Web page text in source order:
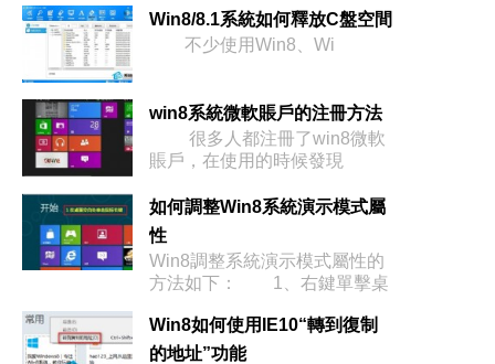
Win8/8.1系統如何釋放C盤空間
不少使用Win8、Wi
win8系統微軟賬戶的注冊方法
很多人都注冊了win8微軟
賬戶，在使用的時候發現
如何調整Win8系統演示模式屬
性
Win8調整系統演示模式屬性的
方法如下： 1、右鍵單擊桌
Win8如何使用IE10“轉到復制
的地址”功能